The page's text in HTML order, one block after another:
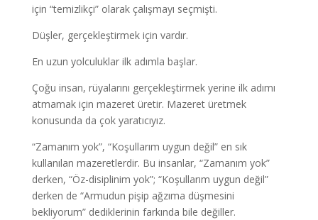
için “temizlikçi” olarak çalışmayı seçmişti.
Düşler, gerçekleştirmek için vardır.
En uzun yolculuklar ilk adımla başlar.
Çoğu insan, rüyalarını gerçekleştirmek yerine ilk adımı
atmamak için mazeret üretir. Mazeret üretmek
konusunda da çok yaratıcıyız.
“Zamanım yok”, “Koşullarım uygun değil” en sık
kullanılan mazeretlerdir. Bu insanlar, “Zamanım yok”
derken, “Öz-disiplinim yok”; “Koşullarım uygun değil”
derken de “Armudun pişip ağzıma düşmesini
bekliyorum” dediklerinin farkında bile değiller.